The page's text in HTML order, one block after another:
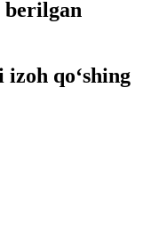
berilgan
izoh qo‘shing